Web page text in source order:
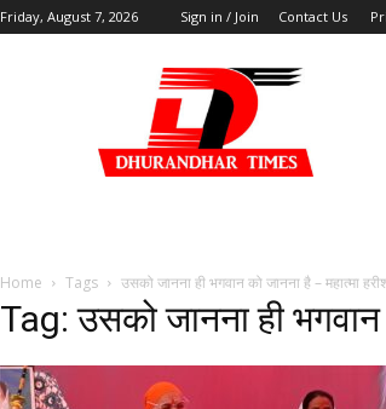
Friday, August 7, 2026 Sign in / Join Contact Us
DHURANDHAR
TIMES
Home Tags उसको जानना ही भगवान को जानना है – महात्मा
Tag: उसको जानना ही भगवान